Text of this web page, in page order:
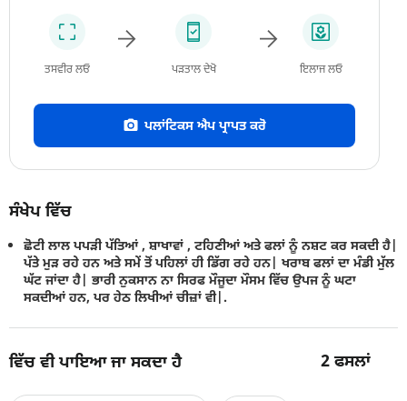
ਤਸਵੀਰ ਲਓ ਪੜਤਾਲ ਦੇਖੋ ਇਲਾਜ ਲਓ
ਪਲਾਂਟਿਕਸ ਐਪ ਪ੍ਰਾਪਤ ਕਰੋ
ਸੰਖੇਪ ਵਿੱਚ
ਛੋਟੀ ਲਾਲ ਪਪੜੀ ਪੱਤਿਆਂ , ਸ਼ਾਖਾਵਾਂ , ਟਹਿਣੀਆਂ ਅਤੇ ਫਲਾਂ ਨੂੰ ਨਸ਼ਟ ਕਰ ਸਕਦੀ ਹੈ|
ਪੱਤੇ ਮੁੜ ਰਹੇ ਹਨ ਅਤੇ ਸਮੇਂ ਤੋਂ ਪਹਿਲਾਂ ਹੀ ਡਿੱਗ ਰਹੇ ਹਨ| ਖਰਾਬ ਫਲਾਂ ਦਾ ਮੰਡੀ ਮੁੱਲ
ਘੱਟ ਜਾਂਦਾ ਹੈ| ਭਾਰੀ ਨੁਕਸਾਨ ਨਾ ਸਿਰਫ ਮੌਜੂਦਾ ਮੌਸਮ ਵਿੱਚ ਉਪਜ ਨੂੰ ਘਟਾ
ਸਕਦੀਆਂ ਹਨ, ਪਰ ਹੇਠ ਲਿਖੀਆਂ ਚੀਜ਼ਾਂ ਵੀ|.
ਵਿੱਚ ਵੀ ਪਾਇਆ ਜਾ ਸਕਦਾ ਹੈ 2ਫਸਲਾਂ